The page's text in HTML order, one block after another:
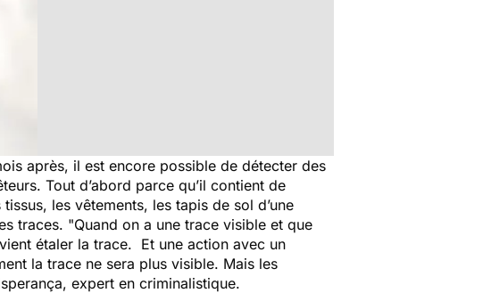
après, il est encore possible de détecter des
Tout d’abord parce qu’il contient de
les vêtements, les tapis de sol d’une
traces. "Quand on a une trace visible et que
étaler la trace. Et une action avec un
la trace ne sera plus visible. Mais les
expert en criminalistique.